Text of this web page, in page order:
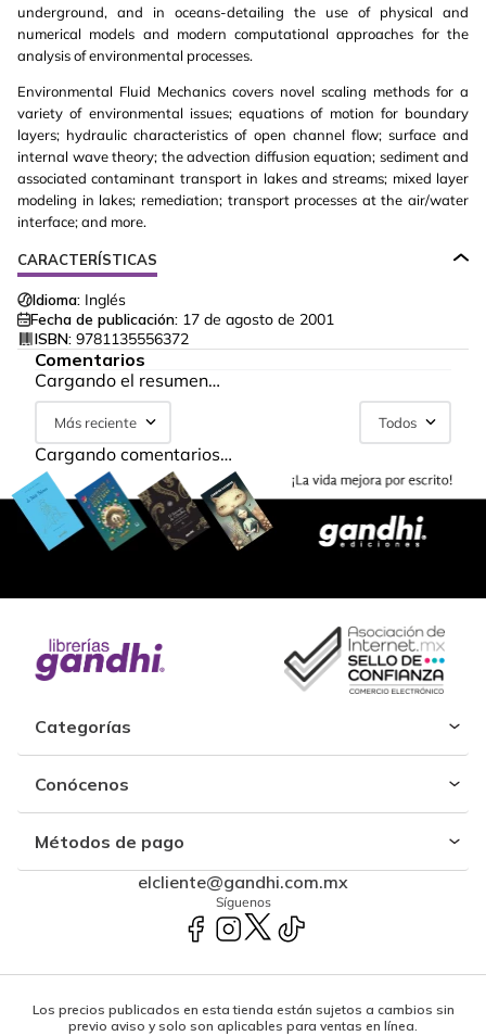
underground, and in oceans-detailing the use of physical and
numerical models and modern computational approaches for the
analysis of environmental processes.
Environmental Fluid Mechanics covers novel scaling methods for a
variety of environmental issues; equations of motion for boundary
layers; hydraulic characteristics of open channel flow; surface and
internal wave theory; the advection diffusion equation; sediment and
associated contaminant transport in lakes and streams; mixed layer
modeling in lakes; remediation; transport processes at the air/water
interface; and more.
CARACTERÍSTICAS
Idioma: Inglés
Fecha de publicación: 17 de agosto de 2001
ISBN: 9781135556372
Comentarios
Cargando el resumen…
Más reciente Todos
Cargando comentarios…
Categorías
Conócenos
Métodos de pago
elcliente@gandhi.com.mx
Síguenos
Los precios publicados en esta tienda están sujetos a cambios sin
previo aviso y solo son aplicables para ventas en línea.